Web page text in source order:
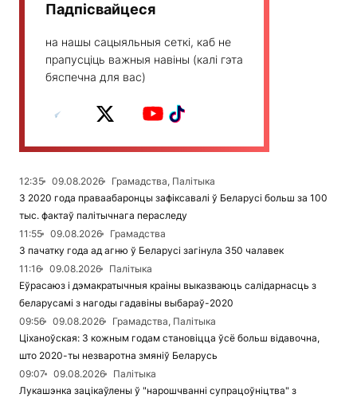
Падпісвайцеся
на нашы сацыяльныя сеткі, каб не
прапусціць важныя навіны (калі гэта
бяспечна для вас)
12:35 09.08.2026
Грамадства, Палітыка
З 2020 года праваабаронцы зафіксавалі ў Беларусі больш за 100
тыс. фактаў палітычнага пераследу
11:55
09.08.2026
Грамадства
З пачатку года ад агню ў Беларусі загінула 350 чалавек
11:16
09.08.2026
Палітыка
Еўрасаюз і дэмакратычныя краіны выказваюць салідарнасць з
беларусамі з нагоды гадавіны выбараў-2020
09:56
09.08.2026
Грамадства, Палітыка
Ціханоўская: З кожным годам становіцца ўсё больш відавочна,
што 2020-ты незваротна змяніў Беларусь
09:07
09.08.2026
Палітыка
Лукашэнка зацікаўлены ў "нарошчванні супрацоўніцтва" з